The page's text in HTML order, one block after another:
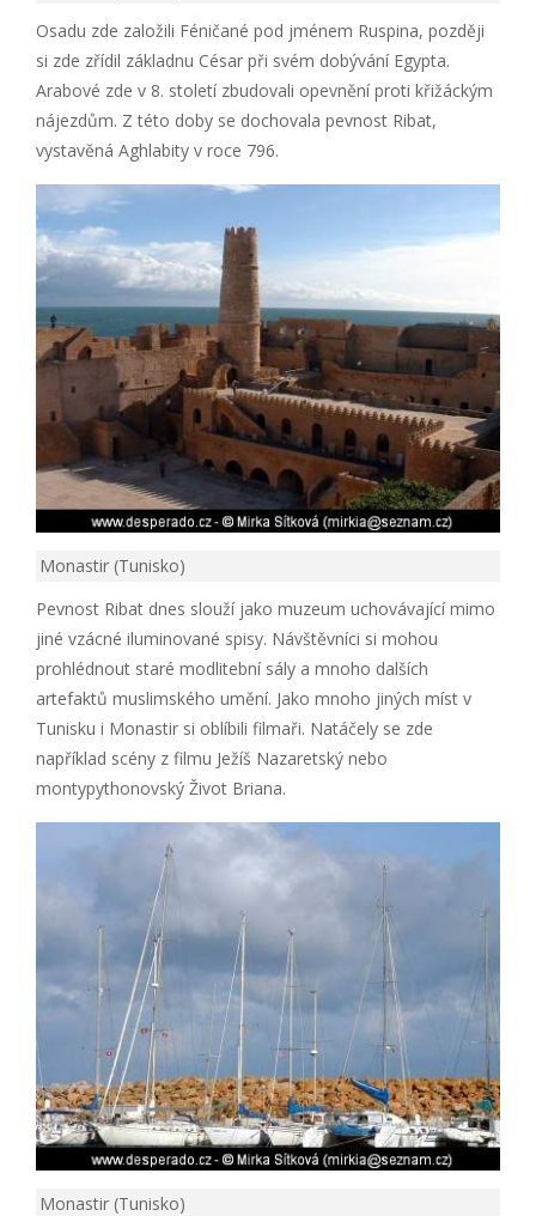
Osadu zde založili Féničané pod jménem Ruspina, později
si zde zřídil základnu César při svém dobývání Egypta.
Arabové zde v 8. století zbudovali opevnění proti křižáckým
nájezdům. Z této doby se dochovala pevnost Ribat,
vystavěná Aghlabity v roce 796.
Monastir (Tunisko)
Pevnost Ribat dnes slouží jako muzeum uchovávající mimo
jiné vzácné iluminované spisy. Návštěvníci si mohou
prohlédnout staré modlitební sály a mnoho dalších
artefaktů muslimského umění. Jako mnoho jiných míst v
Tunisku i Monastir si oblíbili filmaři. Natáčely se zde
například scény z filmu Ježíš Nazaretský nebo
montypythonovský Život Briana.
Monastir (Tunisko)